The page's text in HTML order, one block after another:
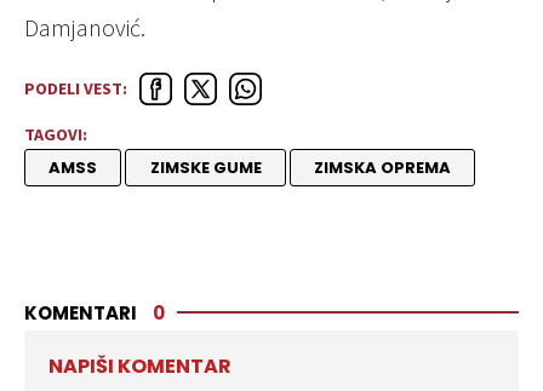
Damjanović.
PODELI VEST:
TAGOVI:
AMSS ZIMSKE GUME ZIMSKA OPREMA
KOMENTARI 0
NAPIŠI KOMENTAR